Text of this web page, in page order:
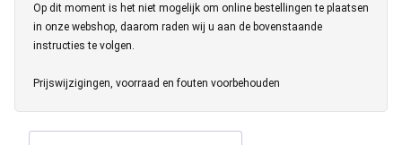
Op dit moment is het niet mogelijk om online bestellingen te plaatsen
in onze webshop, daarom raden wij u aan de bovenstaande
instructies te volgen.
Prijswijzigingen, voorraad en fouten voorbehouden